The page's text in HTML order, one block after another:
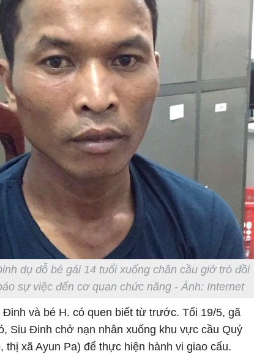
dụ dỗ bé gái 14 tuổi xuống chân cầu giở trò đồi
sự việc đến cơ quan chức năng - Ảnh: Internet
và bé H. có quen biết từ trước. Tối 19/5, gã
Siu Đinh chở nạn nhân xuống khu vực cầu Quý
xã Ayun Pa) để thực hiện hành vi giao cấu.